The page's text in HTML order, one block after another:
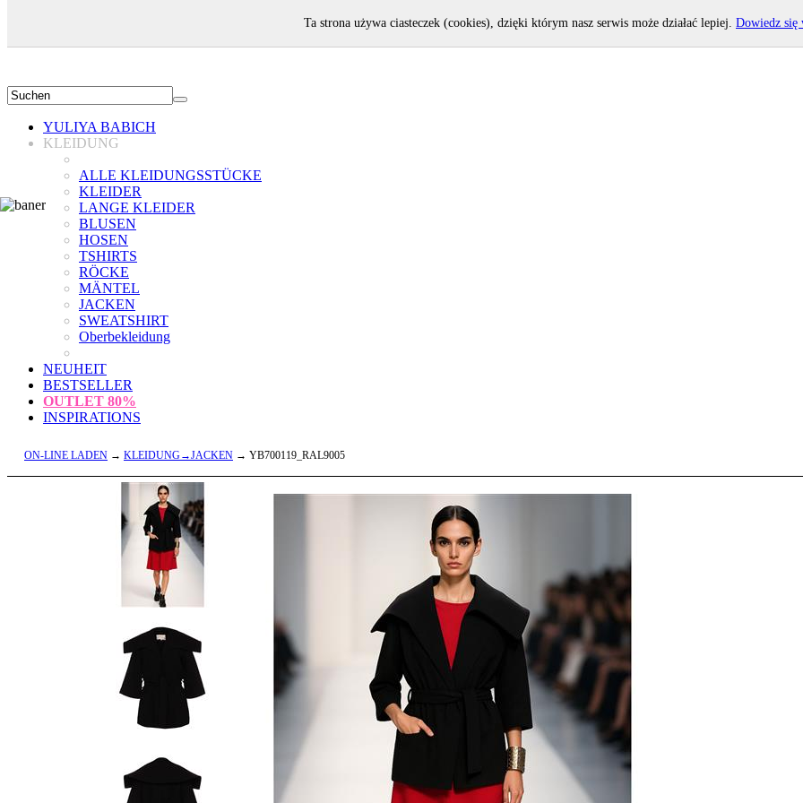
YULIYA BABICH
KLEIDUNG
ALLE KLEIDUNGSSTÜCKE
KLEIDER
LANGE KLEIDER
BLUSEN
HOSEN
TSHIRTS
RÖCKE
MÄNTEL
JACKEN
SWEATSHIRT
Oberbekleidung
NEUHEIT
BESTSELLER
OUTLET 80%
INSPIRATIONS
ON-LINE LADEN → KLEIDUNG→JACKEN → YB700119_RAL9005
Ta strona używa ciasteczek (cookies), dzięki którym nasz serwis może działać lepiej. Dowiedz się